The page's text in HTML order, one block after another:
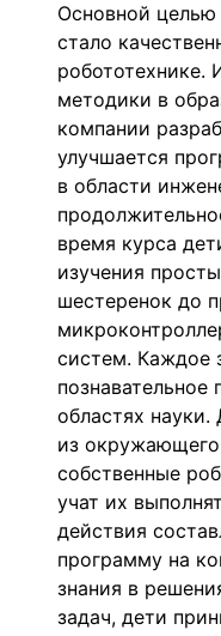
Основной
стало
робототехнике.
методики в
компании
улучшается
в области
время курса
изучения
шестеренок до
систем. Каждое
познавательное
областях
из
собственные
учат их
действия
программу на
знания в
задач, дети